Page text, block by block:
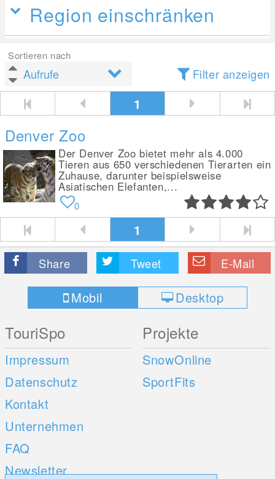
Region einschränken
Sortieren nach
Filter anzeigen
1
Denver Zoo
Der Denver Zoo bietet mehr als 4.000
Tieren aus 650 verschiedenen Tierarten ein
Zuhause, darunter beispielsweise
Asiatischen Elefanten,...
0
1
Share Tweet E-Mail
Mobil Desktop
TouriSpo
Impressum
Datenschutz
Kontakt
Unternehmen
FAQ
Newsletter
Projekte
SnowOnline
SportFits